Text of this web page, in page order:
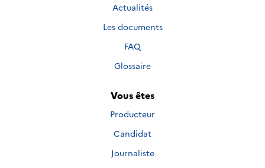
Actualités
Les documents
FAQ
Glossaire
Vous êtes
Producteur
Candidat
Journaliste